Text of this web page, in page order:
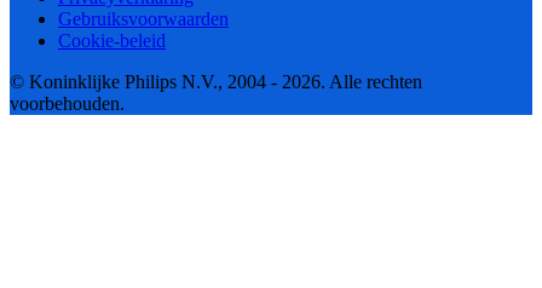
Gebruiksvoorwaarden
Cookie-beleid
© Koninklijke Philips N.V., 2004 - 2026. Alle rechten
voorbehouden.